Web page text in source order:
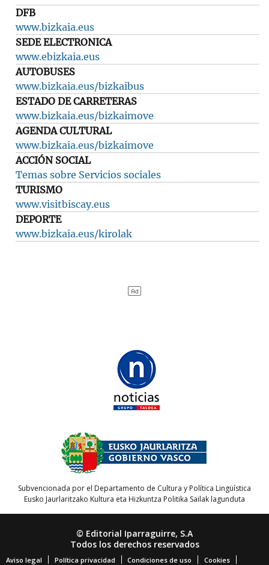
DFB
www.bizkaia.eus
SEDE ELECTRONICA
www.ebizkaia.eus
AUTOBUSES
www.bizkaia.eus/bizkaibus
ESTADO DE CARRETERAS
www.bizkaia.eus/bizkaimove
AGENDA CULTURAL
www.bizkaia.eus/bizkaimove
ACCIÓN SOCIAL
Temas sobre Servicios sociales
TURISMO
www.visitbiscay.eus
DEPORTE
www.bizkaia.eus/kirolak
Subvencionada por el Departamento de Cultura y Política Lingüística
Eusko Jaurlaritzako Kultura eta Hizkuntza Politika Sailak lagunduta
© Editorial Iparraguirre, S.A
Todos los derechos reservados
Aviso legal Política privacidad Condiciones de uso Cookies